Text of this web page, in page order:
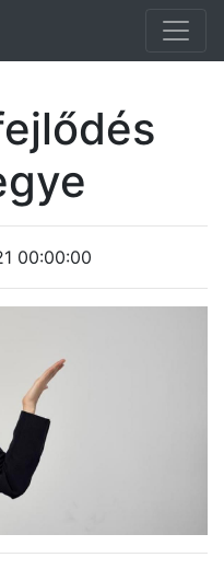
00:00:00